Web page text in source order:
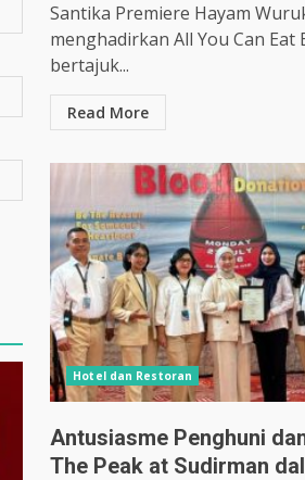
Santika Premiere Hayam
menghadirkan All You Can
bertajuk...
Read More
Hotel dan Restoran
Antusiasme Penghuni
The Peak at Sudirman